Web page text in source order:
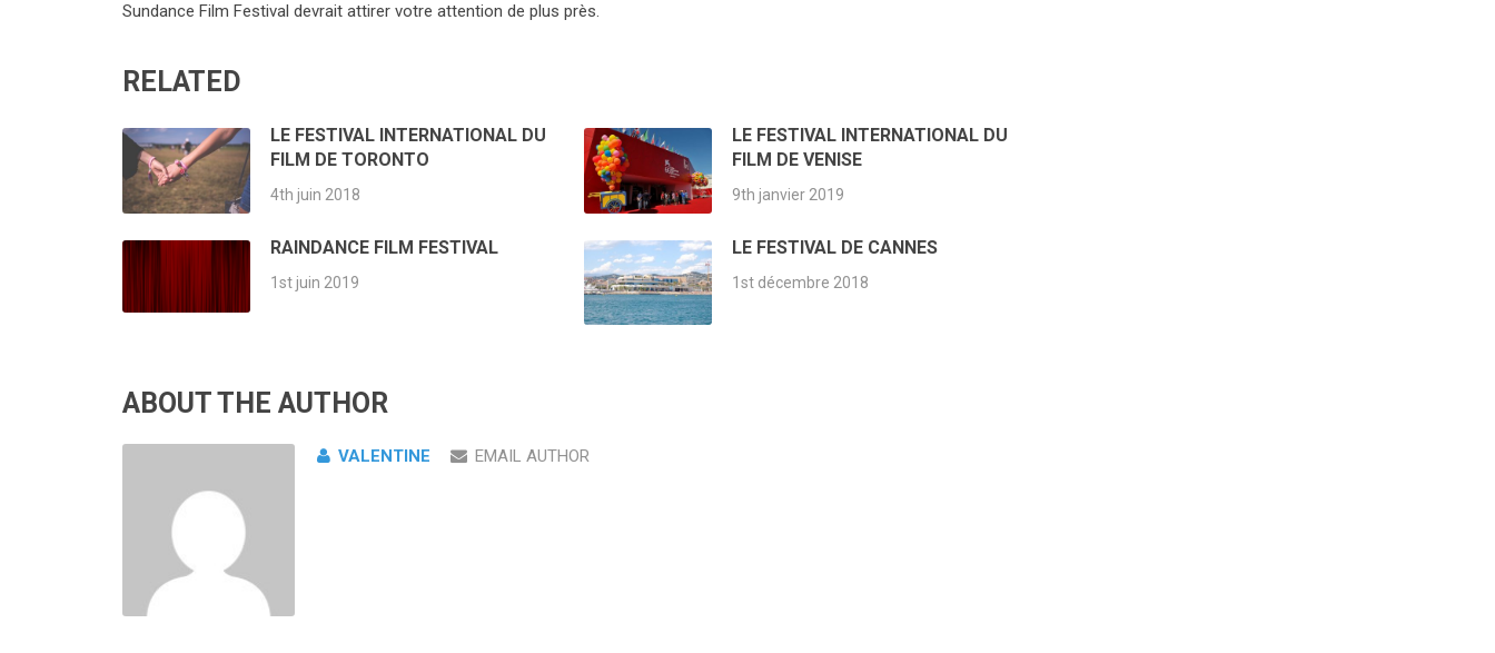
Sundance Film Festival devrait attirer votre attention de plus près.
RELATED
LE FESTIVAL INTERNATIONAL DU
FILM DE TORONTO
4th juin 2018
LE FESTIVAL INTERNATIONAL DU
FILM DE VENISE
9th janvier 2019
RAINDANCE FILM FESTIVAL
1st juin 2019
LE FESTIVAL DE CANNES
1st décembre 2018
ABOUT THE AUTHOR
VALENTINE EMAIL AUTHOR